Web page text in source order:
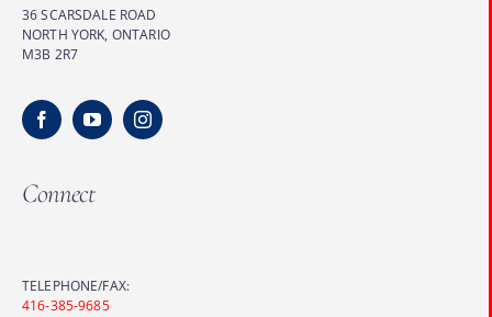
36 SCARSDALE ROAD
NORTH YORK, ONTARIO
M3B 2R7
Connect
TELEPHONE/FAX:
416-385-9685